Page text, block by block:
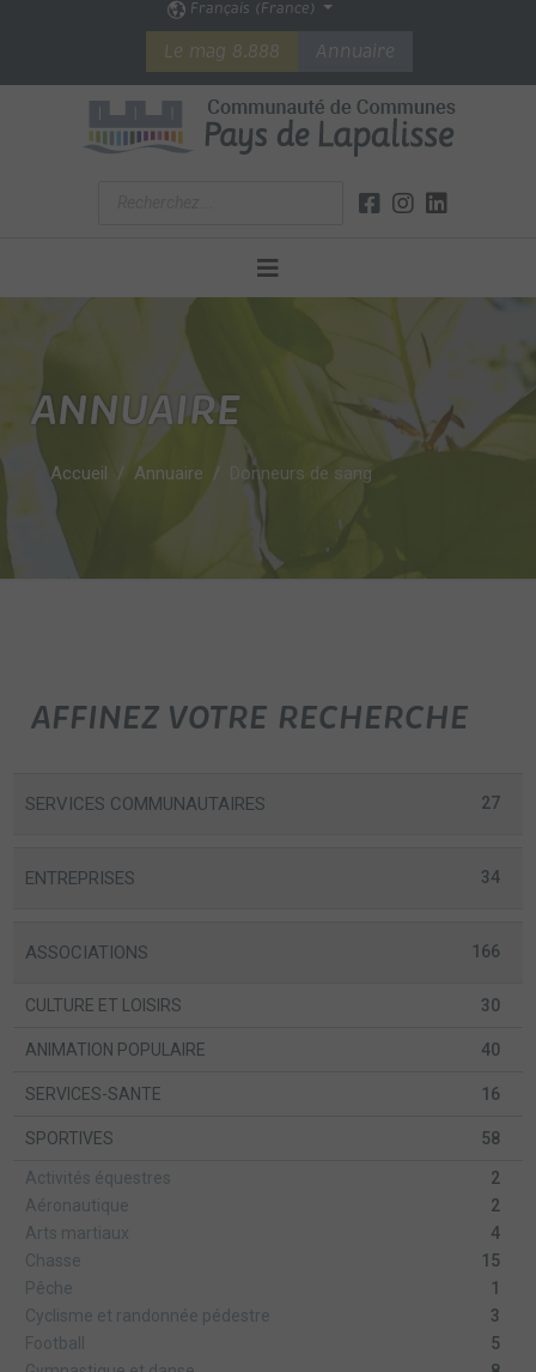
Français (France)
Le mag 8.888 Annuaire
ANNUAIRE
Accueil Annuaire Donneurs de sang
AFFINEZ VOTRE RECHERCHE
SERVICES COMMUNAUTAIRES 27
ENTREPRISES 34
ASSOCIATIONS 166
CULTURE ET LOISIRS 30
ANIMATION POPULAIRE 40
SERVICES-SANTE 16
SPORTIVES 58
Activités équestres
2
Aéronautique
2
Arts martiaux
4
Chasse
15
Pêche
1
Cyclisme et randonnée pédestre
3
Football
5